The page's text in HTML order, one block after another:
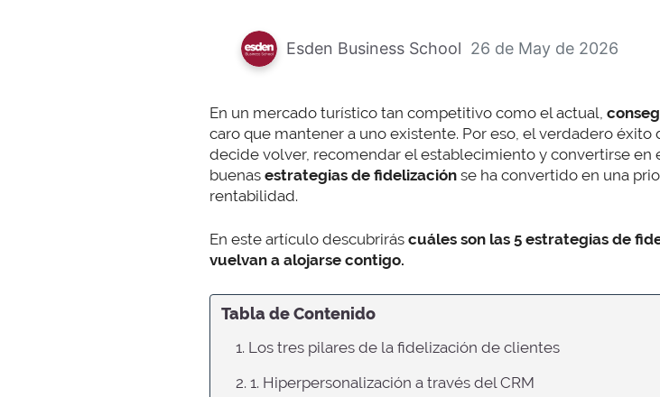
Esden Business School 26 de May de 2026
En un mercado turístico tan competitivo como el actual,
caro que mantener a uno existente. Por eso, el verdadero
decide volver, recomendar el establecimiento y convertirse
buenas estrategias de fidelización se ha convertido en una
rentabilidad.
En este artículo descubrirás cuáles son las 5 estrategias de
vuelvan a alojarse contigo.
Tabla de Contenido
1. Los tres pilares de la fidelización de clientes
2. 1. Hiperpersonalización a través del CRM